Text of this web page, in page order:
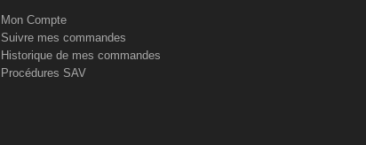
Mon Compte
Suivre mes commandes
Historique de mes commandes
Procédures SAV